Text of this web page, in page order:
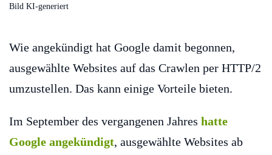
Bild KI-generiert
Wie angekündigt hat Google damit begonnen,
ausgewählte Websites auf das Crawlen per HTTP/2
umzustellen. Das kann einige Vorteile bieten.
Im September des vergangenen Jahres hatte
Google angekündigt, ausgewählte Websites ab